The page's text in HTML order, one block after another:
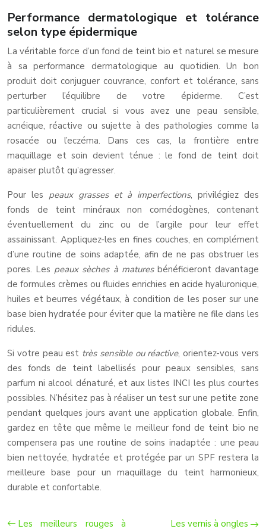
Performance dermatologique et tolérance
selon type épidermique
La véritable force d’un fond de teint bio et naturel se mesure
à sa performance dermatologique au quotidien. Un bon
produit doit conjuguer couvrance, confort et tolérance, sans
perturber l’équilibre de votre épiderme. C’est
particulièrement crucial si vous avez une peau sensible,
acnéique, réactive ou sujette à des pathologies comme la
rosacée ou l’eczéma. Dans ces cas, la frontière entre
maquillage et soin devient ténue : le fond de teint doit
apaiser plutôt qu’agresser.
Pour les peaux grasses et à imperfections, privilégiez des
fonds de teint minéraux non comédogènes, contenant
éventuellement du zinc ou de l’argile pour leur effet
assainissant. Appliquez-les en fines couches, en complément
d’une routine de soins adaptée, afin de ne pas obstruer les
pores. Les peaux sèches à maturesbénéficieront davantage
de formules crèmes ou fluides enrichies en acide hyaluronique,
huiles et beurres végétaux, à condition de les poser sur une
base bien hydratée pour éviter que la matière ne file dans les
ridules.
Si votre peau est très sensible ou réactive, orientez-vous vers
des fonds de teint labellisés pour peaux sensibles, sans
parfum ni alcool dénaturé, et aux listes INCI les plus courtes
possibles. N’hésitez pas à réaliser un test sur une petite zone
pendant quelques jours avant une application globale. Enfin,
gardez en tête que même le meilleur fond de teint bio ne
compensera pas une routine de soins inadaptée : une peau
bien nettoyée, hydratée et protégée par un SPF restera la
meilleure base pour un maquillage du teint harmonieux,
durable et confortable.
Les meilleurs rouges à
Les vernis à ongles